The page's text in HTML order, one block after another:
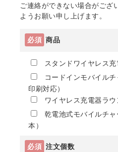
ご連絡ができない場合がござ
ようお願い申し上げます。
必須 商品
スタンドワイヤレス
コードインモバイル
印刷対応）
ワイヤレス充電器ラ
乾電池式モバイルチ
本）
必須 注文個数